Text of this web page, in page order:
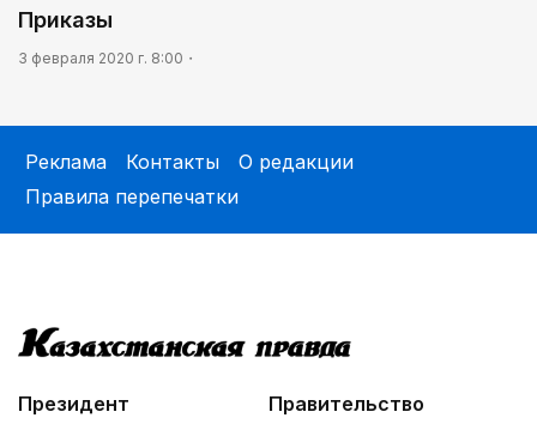
Приказы
3 февраля 2020 г. 8:00
Реклама Контакты
О редакции
Правила перепечатки
Президент
Правительство